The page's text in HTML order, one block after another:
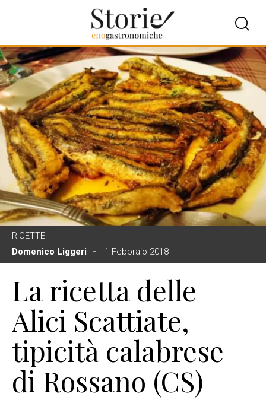
RICETTE
Domenico Liggeri
1 Febbraio 2018
La ricetta delle
Alici Scattiate,
tipicità calabrese
di Rossano (CS)